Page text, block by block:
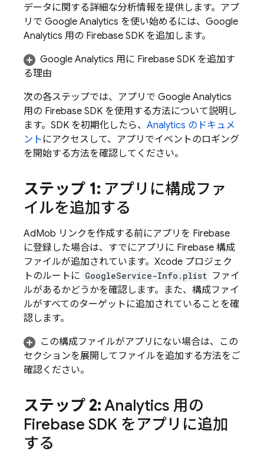
データに関する詳細な分析情報を提供します。アプ
リで Google Analytics を使い始めるには、 Google
Analytics 用の Firebase SDK を追加します。
Google Analytics 用に Firebase SDK を追加す
る理由
次の各ステップでは、アプリで Google Analytics
用の Firebase SDK を使用する方法について説明し
ます。SDK を初期化したら、 Analytics のドキュメ
ント にアクセスして、アプリでイベントのロギング
を開始する方法を確認してください。
ステップ 1:アプリに構成ファ
イルを追加する
AdMob リンクを作成する前にアプリを Firebase
に登録した場合は、すでにアプリに Firebase 構成
ファイルが追加されています。Xcode プロジェク
トのルートに GoogleService-Info.plist ファイ
ルがあるかどうかを確認します。また、構成ファイ
ルがすべてのターゲットに追加されていることを確
認します。
この構成ファイルがアプリにない場合は、この
セクションを展開してファイルを追加する方法をご
確認ください。
ステップ 2:Analytics 用の
Firebase SDK をアプリに追加
する